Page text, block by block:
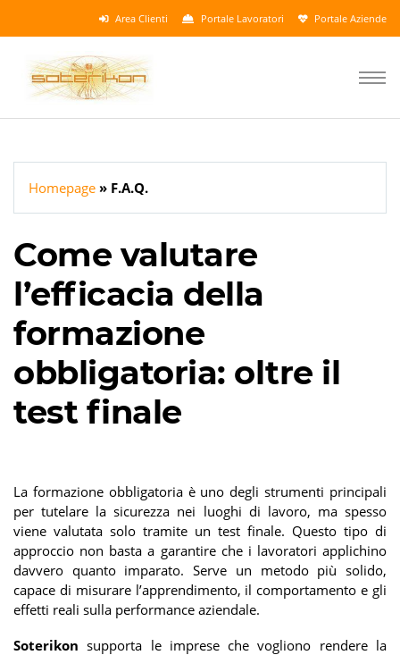
Area Clienti Portale Lavoratori Portale Aziende
Homepage F.A.Q.
Come valutare
l’efficacia della
formazione
obbligatoria: oltre il
test finale
La formazione obbligatoria è uno degli strumenti principali
per tutelare la sicurezza nei luoghi di lavoro, ma spesso
viene valutata solo tramite un test finale. Questo tipo di
approccio non basta a garantire che i lavoratori applichino
davvero quanto imparato. Serve un metodo più solido,
capace di misurare l’apprendimento, il comportamento e gli
effetti reali sulla performance aziendale.
Soterikon supporta le imprese che vogliono rendere la